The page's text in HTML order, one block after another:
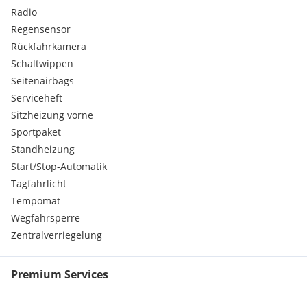
Abstandstempomat
Park-Paket
Leichtmetallfelgen
Regensensor
PARKTRONIC inkl. Parkführung
Spurhalte-Assistent
Klimaautomatik
Aktiver Park Assistent
Elektronisches Stabilitätsprogramm
Anhängerkupplung
Bordcomputer
Klimaanlage
Sportpaket
Bremsassistent
Dab Tuner
Eco Start-Stop Funktion
Kindersitzbefestigung Isofix
Wegfahrsperre
Radio
Regensensor
Rückfahrkamera
Schaltwippen
Seitenairbags
Serviceheft
Sitzheizung vorne
Sportpaket
Standheizung
Start/Stop-Automatik
Tagfahrlicht
Tempomat
Wegfahrsperre
Zentralverriegelung
Premium Services